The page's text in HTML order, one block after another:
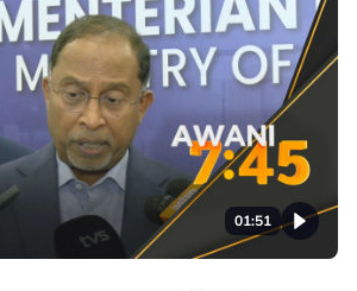
01:51